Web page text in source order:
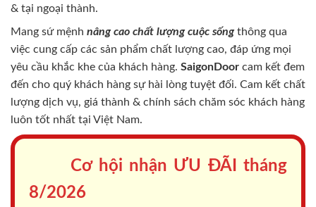
& tại ngoại thành.
Mang sứ mệnh nâng cao chất lượng cuộc sốngthông qua
việc cung cấp các sản phẩm chất lượng cao, đáp ứng mọi
yêu cầu khắc khe của khách hàng. SaigonDoor cam kết đem
đến cho quý khách hàng sự hài lòng tuyệt đối. Cam kết chất
lượng dịch vụ, giá thành & chính sách chăm sóc khách hàng
luôn tốt nhất tại Việt Nam.
Cơ hội nhận ƯU ĐÃI tháng
8/2026